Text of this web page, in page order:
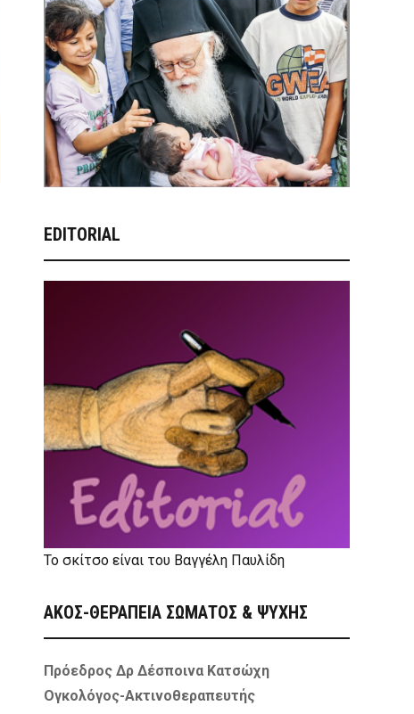
EDITORIAL
Το σκίτσο είναι του Βαγγέλη Παυλίδη
ΑΚΟΣ-ΘΕΡΑΠΕΙΑ ΣΩΜΑΤΟΣ & ΨΥΧΗΣ
Πρόεδρος Δρ Δέσποινα Κατσώχη
Ογκολόγος-Ακτινοθεραπευτής